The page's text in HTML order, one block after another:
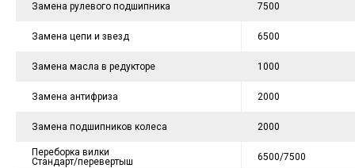
Замена рулевого подшипника 7500
Замена цепи и звезд 6500
Замена масла в редукторе 1000
Замена антифриза 2000
Замена подшипников колеса 2000
Переборка вилки
Стандарт/перевертыш
6500/7500